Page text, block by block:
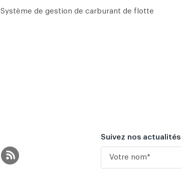
Système de gestion de carburant de flotte
Suivez nos actualités